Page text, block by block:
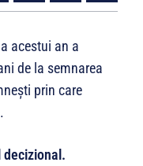
acestui an a
de la semnarea
prin care